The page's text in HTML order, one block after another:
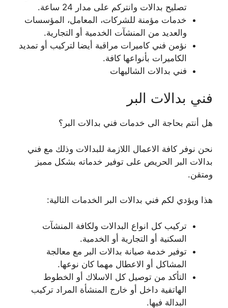
تصليح بدالات وانتركم على مدار 24 ساعة.
خدمات مؤمنة للشركات، المعامل، المؤسسات
والعديد من المنشآت الخدمية أو التجارية.
نؤمن فني كاميرات مراقبة أيضا لتركيب أو تمديد
الكاميرات بأنواعها كافة.
فني بدالات الشاليهات
فني بدالات البر
هل أنتم بحاجة الى خدمات فني بدالات البر؟
نحن نوفر كافة الاعمال اللازمة للبدالات وذلك مع فني
بدالات البر الحريص على توفير خدماته بشكل مميز
ومتقن.
هذا ويؤدي لكم فني بدالات البر الخدمات التالية:
تركيب كل انواع البدالات ولكافة المنشآت
السكنية أو التجارية أو الخدمية.
توفير خدمة صيانة بدالات البر مع معالجة
المشاكل أو الاعطال مهما كان نوعها.
التأكد من توصيل كل الاسلاك أو الخطوط
الهاتفية داخل أو خارج المنشأة المراد تركيب
البدالة فيها.